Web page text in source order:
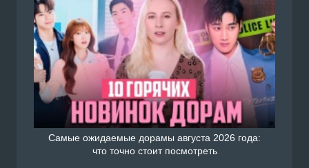
Самые ожидаемые дорамы августа 2026 года:
что точно стоит посмотреть